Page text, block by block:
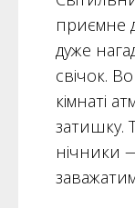
приємне
дуже
свічок.
кімнаті
затишку.
нічники